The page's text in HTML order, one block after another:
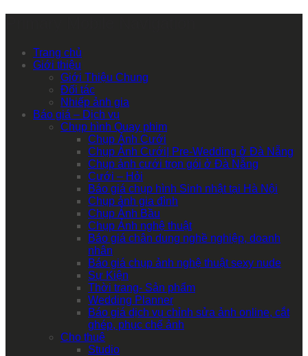
Trang chủ
Giới thiệu
Giới Thiệu Chung
Đối tác
Nhiếp ảnh gia
Báo giá – Dịch vụ
Chụp hình Quay phim
Chụp Ảnh Cưới
Chụp Ảnh Cưới| Pre-Wedding ở Đà Nẵng
Chụp ảnh cưới trọn gói ở Đà Nẵng
Cưới – Hỏi
Báo giá chụp hình Sinh nhật tại Hà Nội
Chụp ảnh gia đình
Chụp Ảnh Bầu
Chụp Ảnh nghệ thuật
Báo giá chân dung nghề nghiệp, doanh
nhân
Báo giá chụp ảnh nghệ thuật sexy nude
Sự Kiện
Thời trang- Sản phẩm
Wedding Planner
Báo giá dịch vụ chỉnh sửa ảnh online, cắt
ghép, phục chế ảnh
Cho thuê
Studio